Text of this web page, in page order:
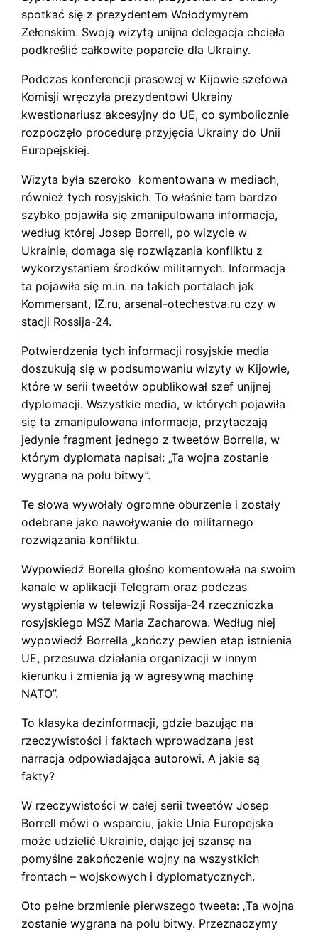
spotkać się z prezydentem Wołodymyrem
Zełenskim. Swoją wizytą unijna delegacja chciała
podkreślić całkowite poparcie dla Ukrainy.
Podczas konferencji prasowej w Kijowie szefowa
Komisji wręczyła prezydentowi Ukrainy
kwestionariusz akcesyjny do UE, co symbolicznie
rozpoczęło procedurę przyjęcia Ukrainy do Unii
Europejskiej.
Wizyta była szeroko komentowana w mediach,
również tych rosyjskich. To właśnie tam bardzo
szybko pojawiła się zmanipulowana informacja,
według której Josep Borrell, po wizycie w
Ukrainie, domaga się rozwiązania konfliktu z
wykorzystaniem środków militarnych. Informacja
ta pojawiła się m.in. na takich portalach jak
Kommersant, IZ.ru, arsenal-otechestva.ru czy w
stacji Rossija-24.
Potwierdzenia tych informacji rosyjskie media
doszukują się w podsumowaniu wizyty w Kijowie,
które w serii tweetów opublikował szef unijnej
dyplomacji. Wszystkie media, w których pojawiła
się ta zmanipulowana informacja, przytaczają
jedynie fragment jednego z tweetów Borrella, w
którym dyplomata napisał: „Ta wojna zostanie
wygrana na polu bitwy”.
Te słowa wywołały ogromne oburzenie i zostały
odebrane jako nawoływanie do militarnego
rozwiązania konfliktu.
Wypowiedź Borella głośno komentowała na swoim
kanale w aplikacji Telegram oraz podczas
wystąpienia w telewizji Rossija-24 rzeczniczka
rosyjskiego MSZ Maria Zacharowa. Według niej
wypowiedź Borrella „kończy pewien etap istnienia
UE, przesuwa działania organizacji w innym
kierunku i zmienia ją w agresywną machinę
NATO”.
To klasyka dezinformacji, gdzie bazując na
rzeczywistości i faktach wprowadzana jest
narracja odpowiadająca autorowi. A jakie są
fakty?
W rzeczywistości w całej serii tweetów Josep
Borrell mówi o wsparciu, jakie Unia Europejska
może udzielić Ukrainie, dając jej szansę na
pomyślne zakończenie wojny na wszystkich
frontach – wojskowych i dyplomatycznych.
Oto pełne brzmienie pierwszego tweeta: „Ta wojna
zostanie wygrana na polu bitwy. Przeznaczymy